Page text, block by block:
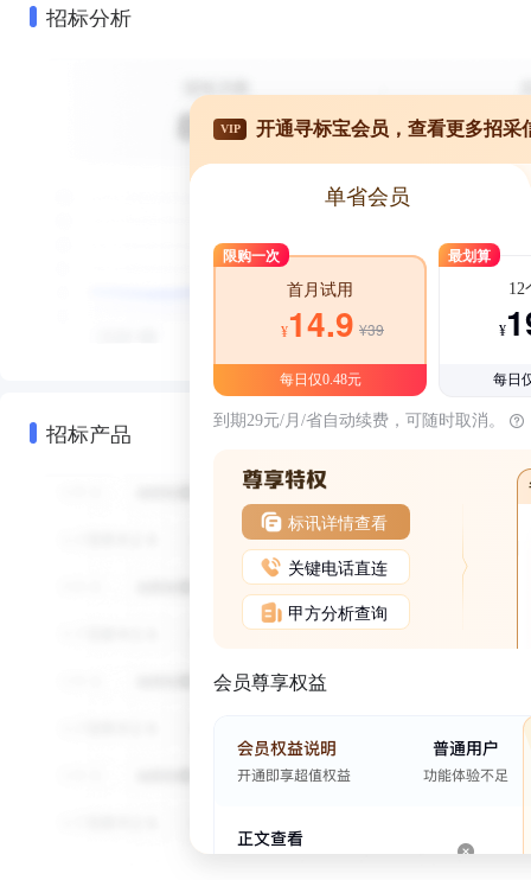
招标分析
招标产品
VIP 开通寻标宝会员，查看更多招采
单省会员
限购一次
首月试用
¥14.9 ¥39
每日仅0.48元
最划算
12
¥
每日
到期29元/月/省自动续费，可随时取消。
标讯详情查看
关键电话直连
甲方分析查询
会员尊享权益